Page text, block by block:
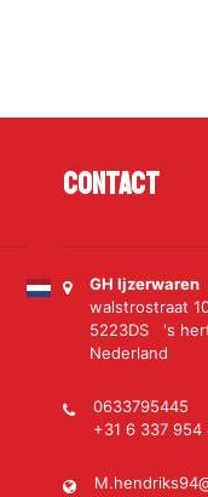
Contact
GH Ijzerwaren
walstrostraat
5223DS 's
Nederland
0633795445
+31 6 337 954